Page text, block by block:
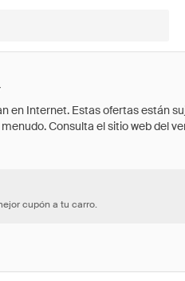
cupón a tu carro.